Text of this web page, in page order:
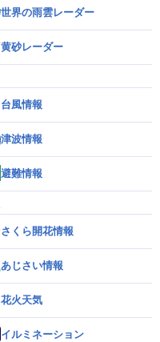
世界の雨雲レーダー
黄砂レーダー
台風情報
津波情報
避難情報
さくら開花情報
あじさい情報
花火天気
イルミネーション